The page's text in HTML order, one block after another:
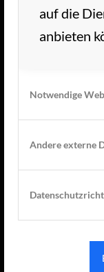
auf die
anbieten
Notwendige
Andere externe
KONTAKT
D-22880